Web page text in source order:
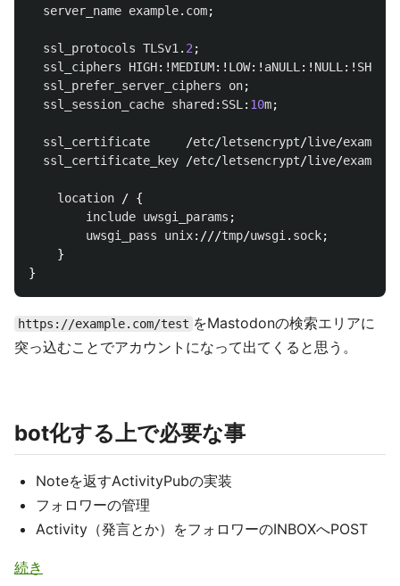
server_name example. com;
ssl_protocols TLSv1 . 2 ;
ssl_ciphers
HIGH:!MEDIUM:! LOW:! aNULL :! NULL :! SHA
ssl_prefer_server_ciphers
on;
ssl_session_cache shared : SSL : 10m;
ssl_certificate
     /
etc/letsencrypt/live/example
ssl_certificate_key /etc/letsencrypt/live/example
location / {
include uwsgi_params ;
uwsgi_pass
unix:///tmp/uwsgi . sock;
    }
https://example.com/test をMastodonの検索エリアに
突っ込むことでアカウントになって出てくると思う。
bot化する上で必要な事
Noteを返すActivityPubの実装
フォロワーの管理
Activity（発言とか）をフォロワーのINBOXへPOST
続き